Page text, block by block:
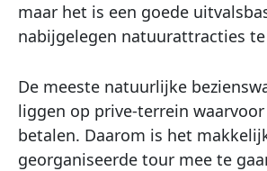
maar het is een goede
nabijgelegen natuurattracties
De meeste natuurlijke
liggen op prive-terrein
betalen. Daarom is het
​​georganiseerde tour mee te